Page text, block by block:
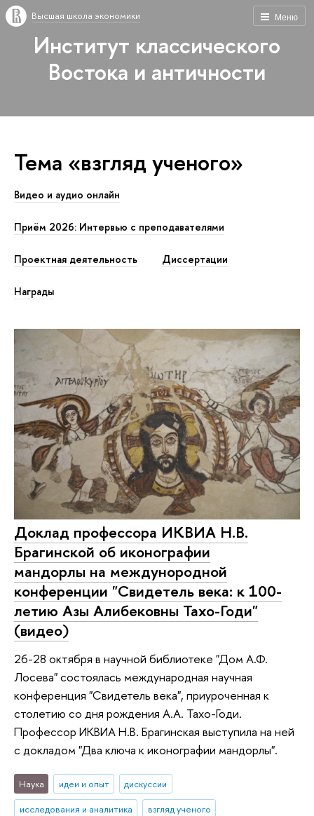
Меню
Высшая школа экономики
Институт классического
Востока и античности
Тема «взгляд ученого»
Видео и аудио онлайн
Приём 2026: Интервью с преподавателями
Проектная деятельность Диссертации
Награды
Доклад профессора ИКВИА Н.В.
Брагинской об иконографии
мандорлы на междунородной
конференции "Свидетель века: к 100-
летию Азы Алибековны Тахо-Годи"
(видео)
26-28 октября в научной библиотеке "Дом А.Ф.
Лосева" состоялась международная научная
конференция "Свидетель века", приуроченная к
столетию со дня рождения А.А. Тахо-Годи.
Профессор ИКВИА Н.В. Брагинская выступила на ней
с докладом "Два ключа к иконографии мандорлы".
Наука идеи и опыт
дискуссии
исследования и аналитика
взгляд ученого